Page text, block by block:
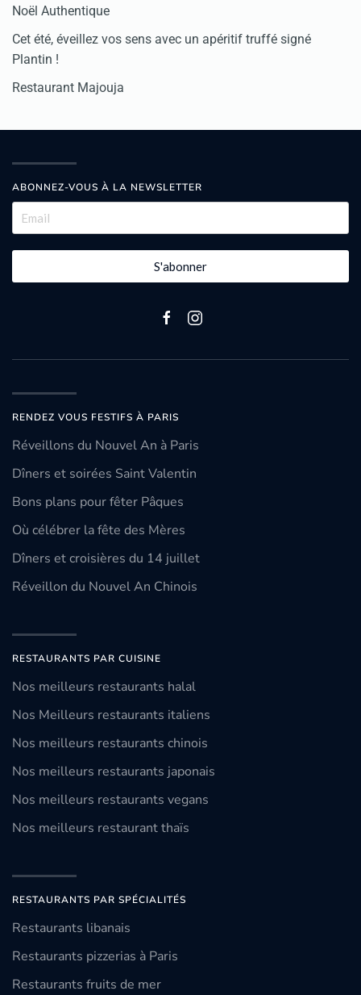
Noël Authentique
Cet été, éveillez vos sens avec un apéritif truffé signé
Plantin !
Restaurant Majouja
ABONNEZ-VOUS À LA NEWSLETTER
S'abonner
RENDEZ VOUS FESTIFS À PARIS
Réveillons du Nouvel An à Paris
Dîners et soirées Saint Valentin
Bons plans pour fêter Pâques
Où célébrer la fête des Mères
Dîners et croisières du 14 juillet
Réveillon du Nouvel An Chinois
RESTAURANTS PAR CUISINE
Nos meilleurs restaurants halal
Nos Meilleurs restaurants italiens
Nos meilleurs restaurants chinois
Nos meilleurs restaurants japonais
Nos meilleurs restaurants vegans
Nos meilleurs restaurant thaïs
RESTAURANTS PAR SPÉCIALITÉS
Restaurants libanais
Restaurants pizzerias à Paris
Restaurants fruits de mer